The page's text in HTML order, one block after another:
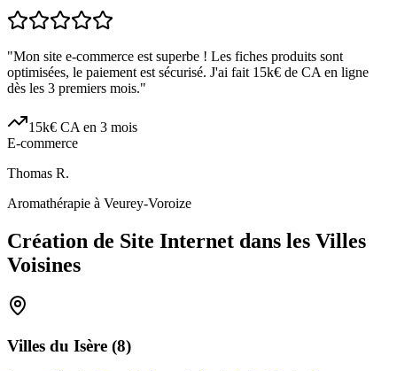
"Mon site e-commerce est superbe ! Les fiches produits sont
optimisées, le paiement est sécurisé. J'ai fait 15k€ de CA en ligne
dès les 3 premiers mois."
15k€ CA en 3 mois
E-commerce
Thomas R.
Aromathérapie à Veurey-Voroize
Création de Site Internet dans les Villes
Voisines
Villes du Isère (8)